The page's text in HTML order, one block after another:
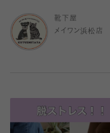
靴下屋
メイワン浜松店